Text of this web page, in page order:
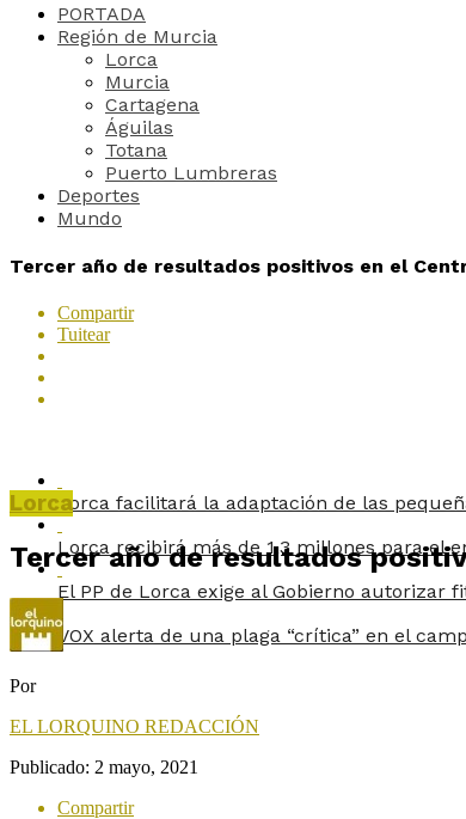
PORTADA
Región de Murcia
Lorca
Murcia
Cartagena
Águilas
Totana
Puerto Lumbreras
Deportes
Mundo
Tercer año de resultados positivos en el
Compartir
Tuitear
Lorca facilitará la adaptación de las
Lorca recibirá más de 1,3 millones para el
El PP de Lorca exige al Gobierno autorizar
VOX alerta de una plaga “crítica” en el
Lorca
Tercer año de resultados
Por
EL LORQUINO REDACCIÓN
Publicado: 2 mayo, 2021
Compartir